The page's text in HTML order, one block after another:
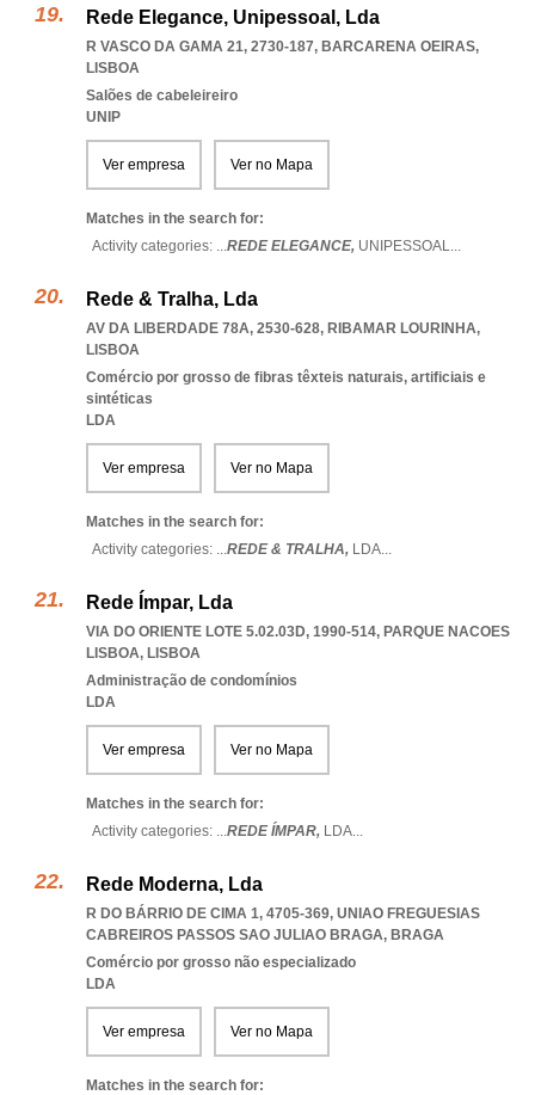
Rede Elegance, Unipessoal, Lda
R VASCO DA GAMA 21, 2730-187, BARCARENA OEIRAS,
LISBOA
Salões de cabeleireiro
UNIP
Ver empresa Ver no Mapa
Matches in the search for:
Activity categories: ...REDE ELEGANCE, UNIPESSOAL...
Rede & Tralha, Lda
AV DA LIBERDADE 78A, 2530-628, RIBAMAR LOURINHA,
LISBOA
Comércio por grosso de fibras têxteis naturais, artificiais e
sintéticas
LDA
Ver empresa Ver no Mapa
Matches in the search for:
Activity categories: ...REDE & TRALHA, LDA...
Rede Ímpar, Lda
VIA DO ORIENTE LOTE 5.02.03D, 1990-514, PARQUE NACOES
LISBOA, LISBOA
Administração de condomínios
LDA
Ver empresa Ver no Mapa
Matches in the search for:
Activity categories: ...REDE ÍMPAR, LDA...
Rede Moderna, Lda
R DO BÁRRIO DE CIMA 1, 4705-369, UNIAO FREGUESIAS
CABREIROS PASSOS SAO JULIAO BRAGA, BRAGA
Comércio por grosso não especializado
LDA
Ver empresa Ver no Mapa
Matches in the search for: